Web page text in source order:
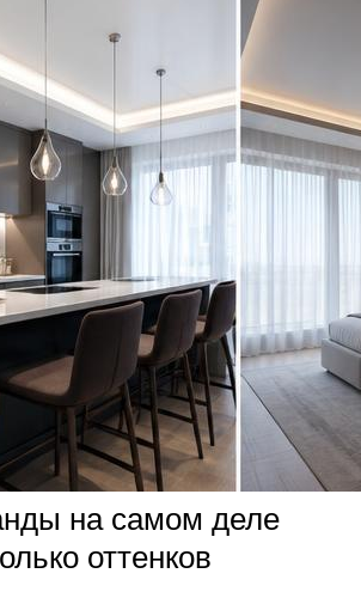
на самом деле
оттенков